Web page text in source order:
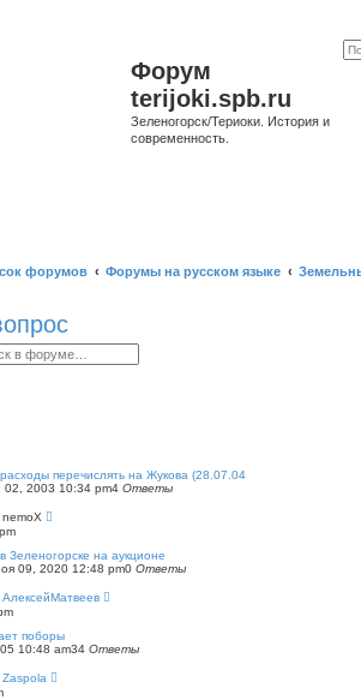
Форум
terijoki.spb.ru
Зеленогорск/Териоки. История и
современность.
форумов Форумы на русском языке
перечислять на Жукова (28.07.04
02, 2003 10:34 pm4 Ответы
nemoX
Зеленогорске на аукционе
09, 2020 12:48 pm0 Ответы
АлексейМатвеев
поборы
10:48 am34 Ответы
Zaspola